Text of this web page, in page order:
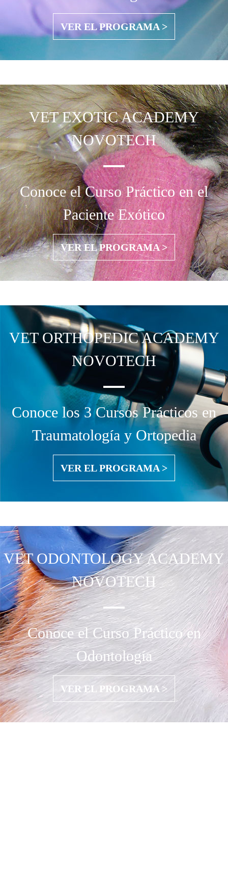
VER EL PROGRAMA >
VET EXOTICACADEMY
NOVOTECH
Conoce el Curso Práctico en el
Paciente Exótico
VER EL PROGRAMA >
VET ORTHOPEDICACADEMY
NOVOTECH
Conoce los 3 Cursos Prácticos en
Traumatología y Ortopedia
VER EL PROGRAMA >
VET ODONTOLOGYACADEMY
NOVOTECH
Conoce el Curso Práctico en
Odontología
VER EL PROGRAMA >